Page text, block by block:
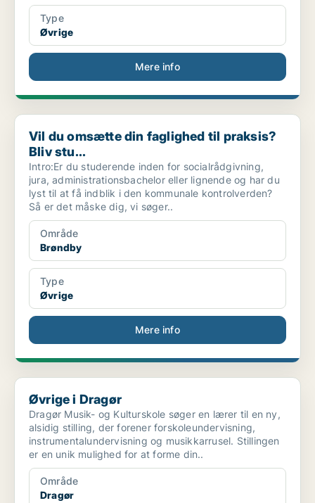
Type
Øvrige
Mere info
Vil du omsætte din faglighed til praksis? Bliv stu...
Vil du omsætte din faglighed til praksis?
Bliv stu...
Intro:Er du studerende inden for socialrådgivning,
jura, administrationsbachelor eller lignende og har du
lyst til at få indblik i den kommunale kontrolverden?
Så er det måske dig, vi søger..
Område
Brøndby
Type
Øvrige
Mere info
Øvrige i Dragør
Øvrige i Dragør
Dragør Musik- og Kulturskole søger en lærer til en ny,
alsidig stilling, der forener forskoleundervisning,
instrumentalundervisning og musikkarrusel. Stillingen
er en unik mulighed for at forme din..
Område
Dragør